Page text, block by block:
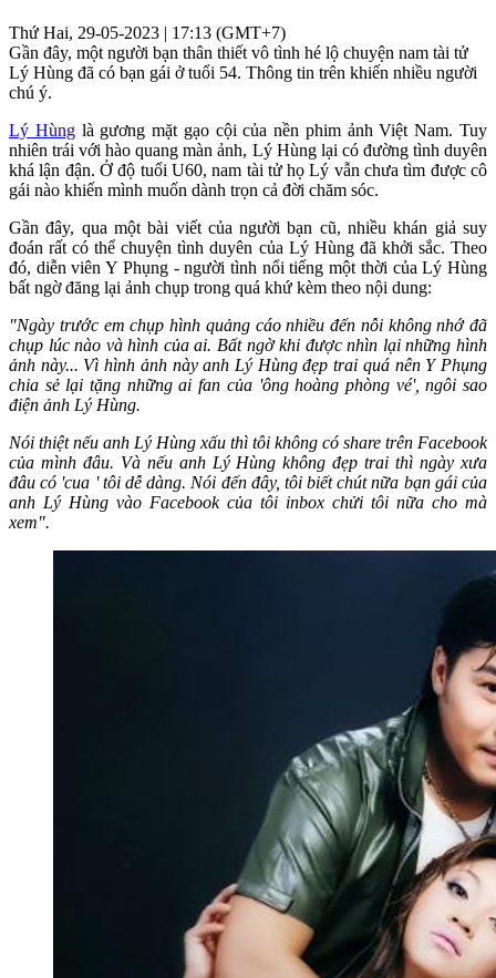
Thứ Hai, 29-05-2023 | 17:13 (GMT+7)
Gần đây, một người bạn thân thiết vô tình hé lộ chuyện nam tài tử
Lý Hùng đã có bạn gái ở tuổi 54. Thông tin trên khiến nhiều người
chú ý.
Lý Hùnglà gương mặt gạo cội của nền phim ảnh Việt Nam. Tuy
nhiên trái với hào quang màn ảnh, Lý Hùng lại có đường tình duyên
khá lận đận. Ở độ tuổi U60, nam tài tử họ Lý vẫn chưa tìm được cô
gái nào khiến mình muốn dành trọn cả đời chăm sóc.
Gần đây, qua một bài viết của người bạn cũ, nhiều khán giả suy
đoán rất có thể chuyện tình duyên của Lý Hùng đã khởi sắc. Theo
đó, diễn viên Y Phụng - người tình nổi tiếng một thời của Lý Hùng
bất ngờ đăng lại ảnh chụp trong quá khứ kèm theo nội dung:
"Ngày trước em chụp hình quảng cáo nhiều đến nỗi không nhớ đã
chụp lúc nào và hình của ai. Bất ngờ khi được nhìn lại những hình
ảnh này... Vì hình ảnh này anh Lý Hùng đẹp trai quá nên Y Phụng
chia sẻ lại tặng những ai fan của 'ông hoàng phòng vé', ngôi sao
điện ảnh Lý Hùng.
Nói thiệt nếu anh Lý Hùng xấu thì tôi không có share trên Facebook
của mình đâu. Và nếu anh Lý Hùng không đẹp trai thì ngày xưa
đâu có 'cua ' tôi dễ dàng. Nói đến đây, tôi biết chút nữa bạn gái của
anh Lý Hùng vào Facebook của tôi inbox chửi tôi nữa cho mà
xem".